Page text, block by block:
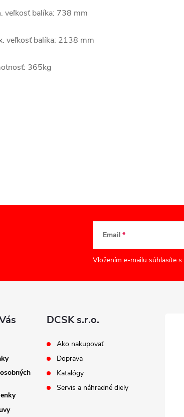
veľkosť balíka: 738 mm
veľkosť balíka: 2138 mm
365kg
Email
Vložením e-mailu súhlasíte s
DCSK s.r.o.
Ako nakupovať
Doprava
Katalógy
Servis a náhradné diely